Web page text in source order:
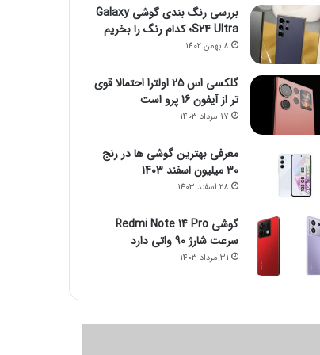
بررسی رنگ بندی گوشی Galaxy
S24 Ultra؛ کدام رنگ را بخریم
8 بهمن 1402
گلکسی اس 25 اولترا احتمالا قوی
تر از آیفون 16 پرو است
17 مرداد 1403
معرفی بهترین گوشی ها در رنج
۳۰ میلیون اسفند 1403
28 اسفند 1403
گوشی Redmi Note 14 Pro
سرعت شارژ 90 واتی دارد
31 مرداد 1403